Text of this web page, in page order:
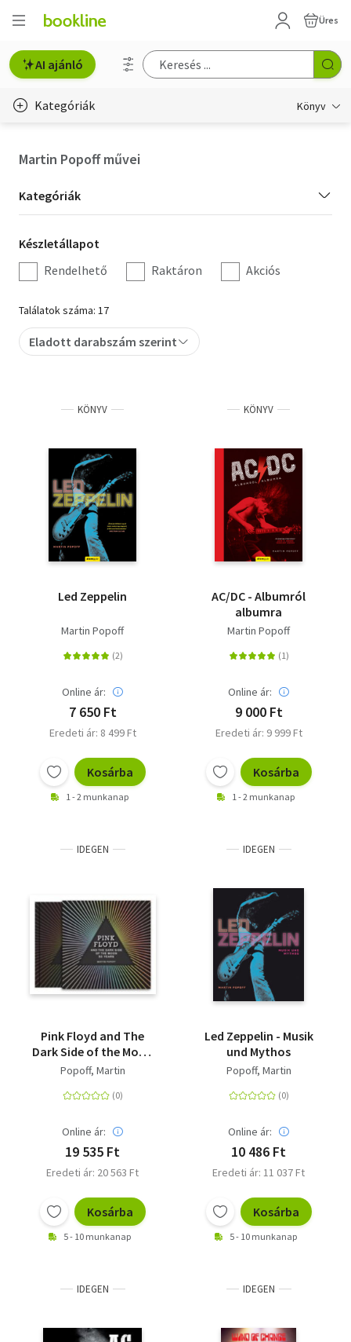
Üres
AI ajánló
Kategóriák Könyv
Hobbi, szabadidő
Irodalom
Művészet
Szakkönyv
Tankönyv, segédkönyv
Társadalomtudomány
Természettudomány
Történelem
Martin Popoff művei
Kategória
szűrés
Kategóriák
Készletállapot
szűrés
Készletállapot
Rendelhető
Raktáron Akciós
Találatok száma: 17
Eladott darabszám szerint
KÖNYV
Led Zeppelin
Martin Popoff
Online ár:
7 650 Ft
Eredeti ár: 8 499 Ft
Kosárba
1 - 2 munkanap
KÖNYV
AC/DC - Albumról
albumra
Martin Popoff
Online ár:
9 000 Ft
Eredeti ár: 9 999 Ft
Kosárba
1 - 2 munkanap
IDEGEN
Pink Floyd and The
Dark Side of the Moon
- 50 Years
Popoff, Martin
Online ár:
19 535 Ft
Eredeti ár: 20 563 Ft
Kosárba
5 - 10 munkanap
IDEGEN
Led Zeppelin - Musik
und Mythos
Popoff, Martin
Online ár:
10 486 Ft
Eredeti ár: 11 037 Ft
Kosárba
5 - 10 munkanap
IDEGEN IDEGEN